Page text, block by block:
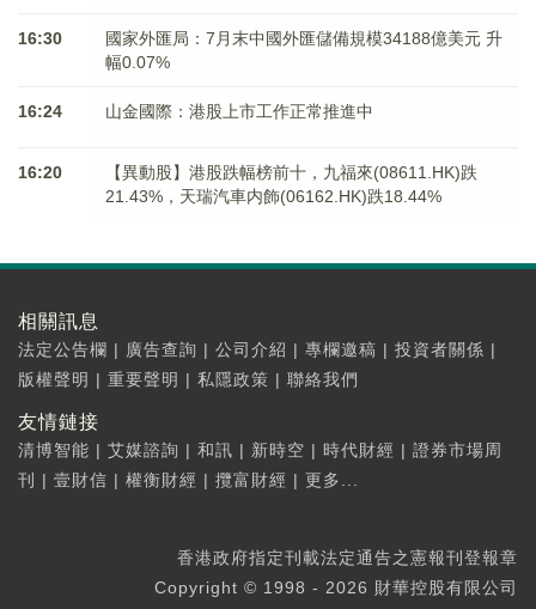
16:30
國家外匯局：7月末中國外匯儲備規模34188億美元 升
幅0.07%
16:24 山金國際：港股上市工作正常推進中
16:20
【異動股】港股跌幅榜前十，九福來(08611.HK)跌
21.43%，天瑞汽車内飾(06162.HK)跌18.44%
相關訊息
法定公告欄 | 廣告查詢 | 公司介紹 | 專欄邀稿 | 投資者關係 |
版權聲明 | 重要聲明 | 私隱政策 | 聯絡我們
友情鏈接
清博智能 | 艾媒諮詢 | 和訊 | 新時空 | 時代財經 | 證券市場周
刊
| 壹財信 | 權衡財經 | 攬富財經 | 更多...
香港政府指定刊載法定通告之憲報刊登報章
Copyright © 1998 - 2026 財華控股有限公司